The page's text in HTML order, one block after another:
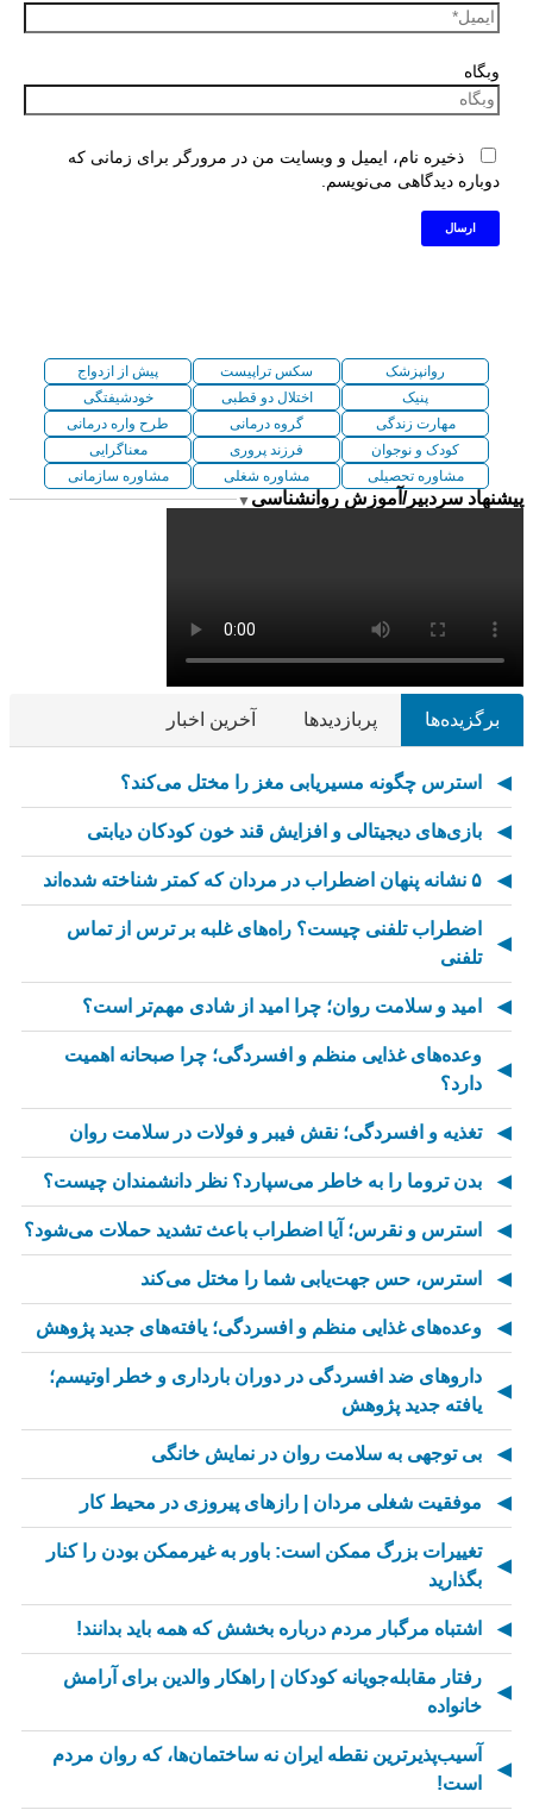
وبگاه
ذخیره نام، ایمیل و وبسایت من در مرورگر برای زمانی که
دوباره دیدگاهی می‌نویسم.
روانپزشک سکس تراپیست
پیش از ازدواج
پنیک
اختلال دو قطبی
خودشیفتگی
مهارت زندگی
گروه درمانی
طرح واره درمانی
کودک و نوجوان
فرزند پروری
معناگرایی
مشاوره تحصیلی
مشاوره شغلی مشاوره سازمانی
پیشنهاد سردبیر/آموزش روانشناسی ▼
برگزیده‌ها پربازدیدها آخرین اخبار
استرس چگونه مسیریابی مغز را مختل می‌کند؟
بازی‌های دیجیتالی و افزایش قند خون کودکان دیابتی
۵ نشانه پنهان اضطراب در مردان که کمتر شناخته شده‌اند
اضطراب تلفنی چیست؟ راه‌های غلبه بر ترس از تماس
تلفنی
امید و سلامت روان؛ چرا امید از شادی مهم‌تر است؟
وعده‌های غذایی منظم و افسردگی؛ چرا صبحانه اهمیت
دارد؟
تغذیه و افسردگی؛ نقش فیبر و فولات در سلامت روان
بدن تروما را به خاطر می‌سپارد؟ نظر دانشمندان چیست؟
استرس و نقرس؛ آیا اضطراب باعث تشدید حملات می‌شود؟
استرس، حس جهت‌یابی شما را مختل می‌کند
وعده‌های غذایی منظم و افسردگی؛ یافته‌های جدید پژوهش
داروهای ضد افسردگی در دوران بارداری و خطر اوتیسم؛
یافته جدید پژوهش
بی توجهی به سلامت روان در نمایش خانگی
موفقیت شغلی مردان | رازهای پیروزی در محیط کار
تغییرات بزرگ ممکن است: باور به غیرممکن بودن را کنار
بگذارید
اشتباه مرگبار مردم درباره بخشش که همه باید بدانند!
رفتار مقابله‌جویانه کودکان | راهکار والدین برای آرامش
خانواده
آسیب‌پذیرترین نقطه ایران نه ساختمان‌ها، که روان مردم
است!